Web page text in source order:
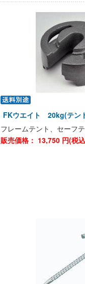
FKウエイト 20kg(テ
フレームテント、セーフ
販売価格： 13,750 円(税